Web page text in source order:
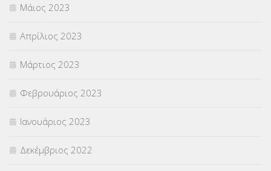
Μάιος 2023
Απρίλιος 2023
Μάρτιος 2023
Φεβρουάριος 2023
Ιανουάριος 2023
Δεκέμβριος 2022